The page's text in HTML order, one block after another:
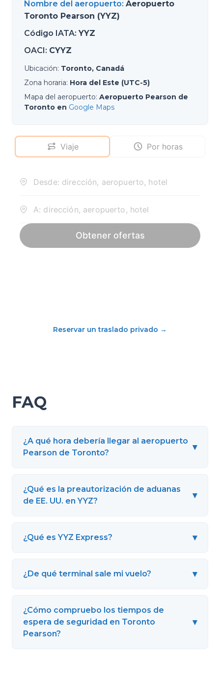
Nombre del aeropuerto: Aeropuerto
Toronto Pearson (YYZ)
Código IATA: YYZ
OACI: CYYZ
Ubicación: Toronto, Canadá
Zona horaria: Hora del Este (UTC-5)
Mapa del aeropuerto: Aeropuerto Pearson de
Toronto en Google Maps
Reservar un traslado privado →
FAQ
¿A qué hora debería llegar al aeropuerto
Pearson de Toronto?
▾
¿Qué es la preautorización de aduanas
de EE. UU. en YYZ?
▾
¿Qué es YYZ Express? ▾
¿De qué terminal sale mi vuelo? ▾
¿Cómo compruebo los tiempos de
espera de seguridad en Toronto
Pearson?
▾